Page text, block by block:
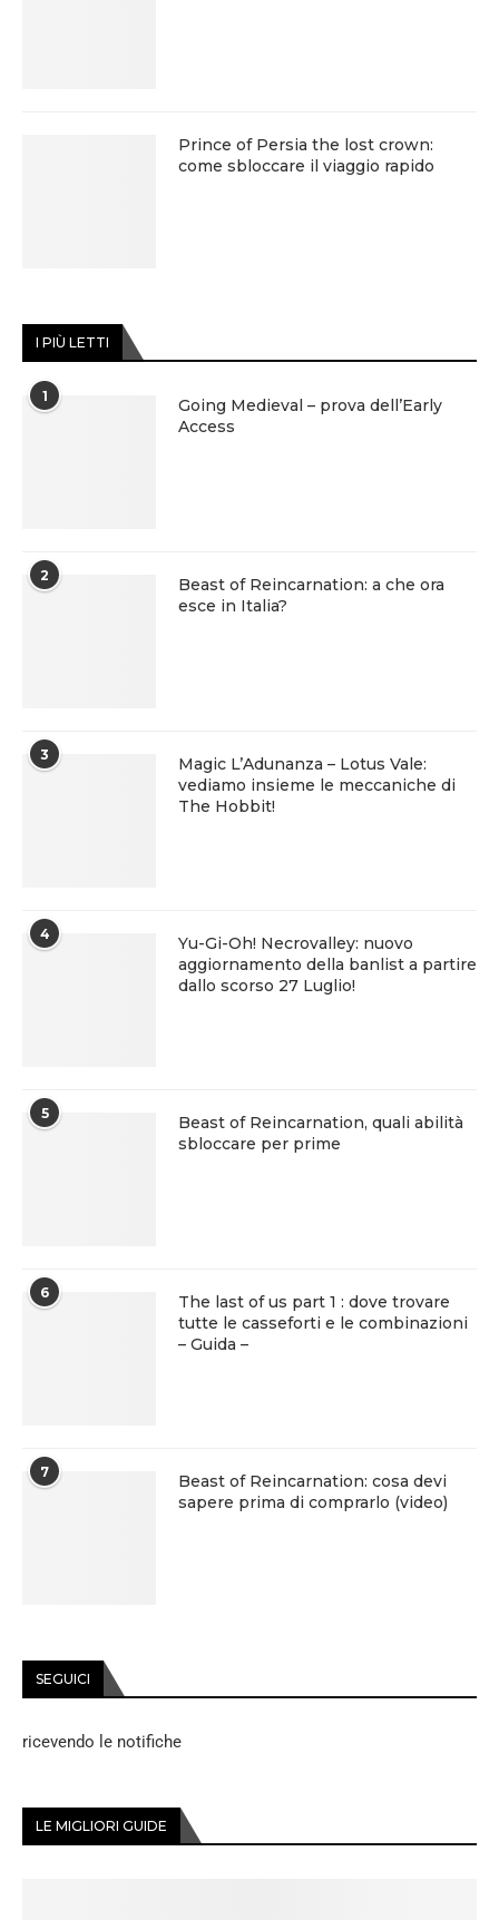
Prince of Persia the lost crown:
come sbloccare il viaggio rapido
I PIÙ LETTI
1
Going Medieval – prova dell’Early
Access
2
Beast of Reincarnation: a che ora
esce in Italia?
3
Magic L’Adunanza – Lotus Vale:
vediamo insieme le meccaniche di
The Hobbit!
4
Yu-Gi-Oh! Necrovalley: nuovo
aggiornamento della banlist a partire
dallo scorso 27 Luglio!
5
Beast of Reincarnation, quali abilità
sbloccare per prime
6
The last of us part 1 : dove trovare
tutte le casseforti e le combinazioni
– Guida –
7
Beast of Reincarnation: cosa devi
sapere prima di comprarlo (video)
SEGUICI
ricevendo le notifiche
LE MIGLIORI GUIDE